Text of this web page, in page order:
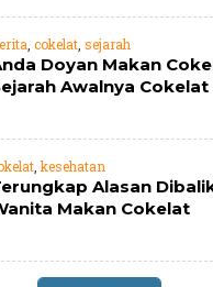
cokelat sejarah
Doyan Makan
Awalnya Cokelat
kesehatan
Alasan
Makan Cokelat